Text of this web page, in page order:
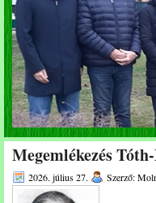
Megemlékezés
2026. július 27. Szerző: